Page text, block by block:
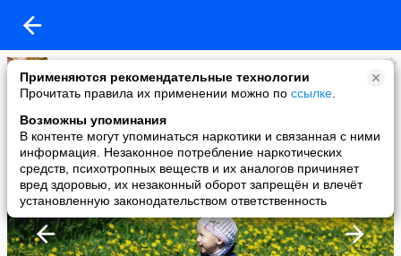
Применяются рекомендательные технологии
Прочитать правила их применении можно по ссылке
Возможны упоминания
В контенте могут упоминаться наркотики и связанная с ними
информация. Незаконное потребление наркотических
средств, психотропных веществ и их аналогов причиняет
вред здоровью, их незаконный оборот запрещён и влечёт
установленную законодательством ответственность
Александр Тюпцов
added a photo
10 Jun в 11:00